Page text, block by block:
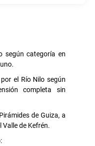
según categoría en
el Río Nilo según
completa sin
de Guiza, a
Valle de Kefrén.